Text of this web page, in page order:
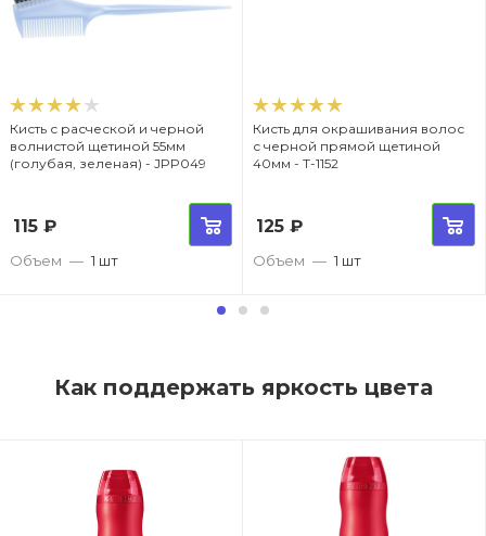
Кисть с расческой и черной
волнистой щетиной 55мм
(голубая, зеленая) - JPP049
115 ₽
Объем — 1 шт
Кисть для окрашивания волос
с черной прямой щетиной
40мм - T-1152
125 ₽
Объем — 1 шт
Как поддержать яркость цвета